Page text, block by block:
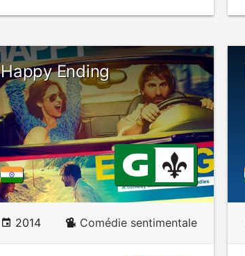
Happy Ending
2014 Comédie sentimentale